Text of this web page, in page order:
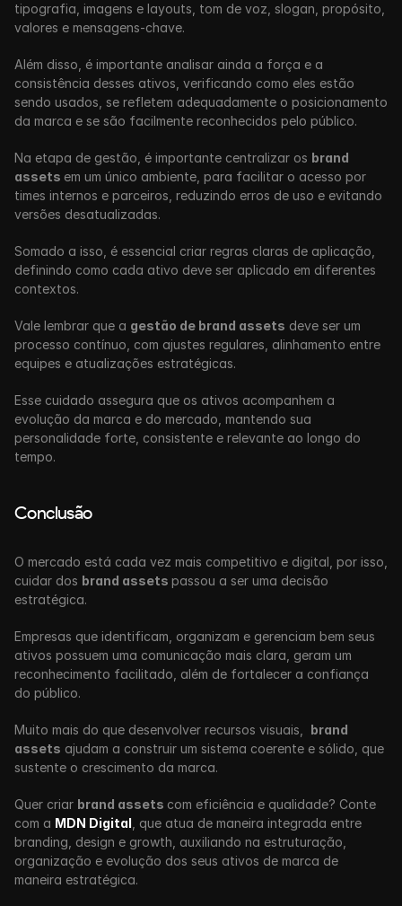
tipografia, imagens e layouts, tom de voz, slogan, propósito,
valores e mensagens-chave.
Além disso, é importante analisar ainda a força e a
consistência desses ativos, verificando como eles estão
sendo usados, se refletem adequadamente o posicionamento
da marca e se são facilmente reconhecidos pelo público.
Na etapa de gestão, é importante centralizar os brand
assets em um único ambiente, para facilitar o acesso por
times internos e parceiros, reduzindo erros de uso e evitando
versões desatualizadas.
Somado a isso, é essencial criar regras claras de aplicação,
definindo como cada ativo deve ser aplicado em diferentes
contextos.
Vale lembrar que a gestão de brand assets deve ser um
processo contínuo, com ajustes regulares, alinhamento entre
equipes e atualizações estratégicas.
Esse cuidado assegura que os ativos acompanhem a
evolução da marca e do mercado, mantendo sua
personalidade forte, consistente e relevante ao longo do
tempo.
Conclusão
O mercado está cada vez mais competitivo e digital, por isso,
cuidar dos brand assets passou a ser uma decisão
estratégica.
Empresas que identificam, organizam e gerenciam bem seus
ativos possuem uma comunicação mais clara, geram um
reconhecimento facilitado, além de fortalecer a confiança
do público.
Muito mais do que desenvolver recursos visuais, brand
assets ajudam a construir um sistema coerente e sólido, que
sustente o crescimento da marca.
Quer criar brand assets com eficiência e qualidade? Conte
com a MDN Digital , que atua de maneira integrada entre
branding, design e growth, auxiliando na estruturação,
organização e evolução dos seus ativos de marca de
maneira estratégica.